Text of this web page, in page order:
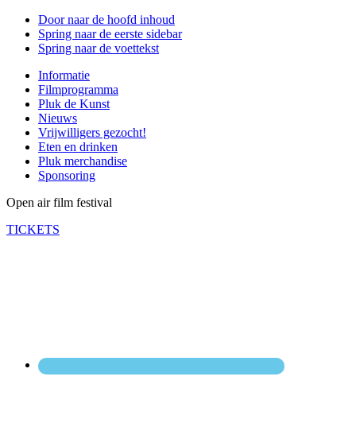
Door naar de hoofd inhoud
Spring naar de eerste sidebar
Spring naar de voettekst
Informatie
Filmprogramma
Pluk de Kunst
Nieuws
Vrijwilligers gezocht!
Eten en drinken
Pluk merchandise
Sponsoring
Open air film festival
TICKETS